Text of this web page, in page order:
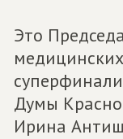
Это
Думы
Ирина